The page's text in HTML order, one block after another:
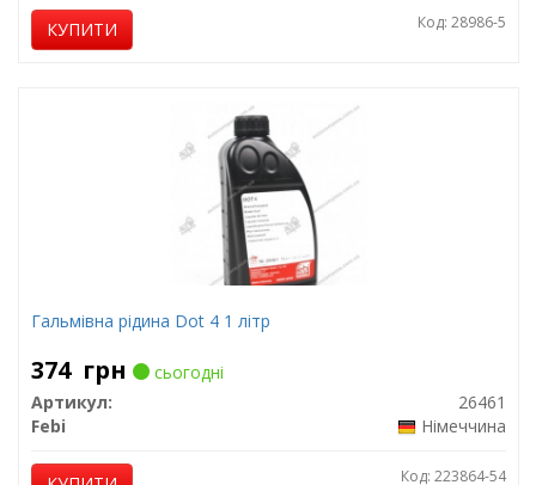
КУПИТИ Код: 28986-5
Гальмівна рідина Dot 4 1 літр
374 грн
сьогодні
Артикул:
26461
Febi
Німеччина
Код: 223864-54